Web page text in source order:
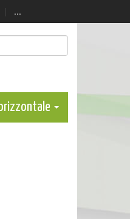
| ...